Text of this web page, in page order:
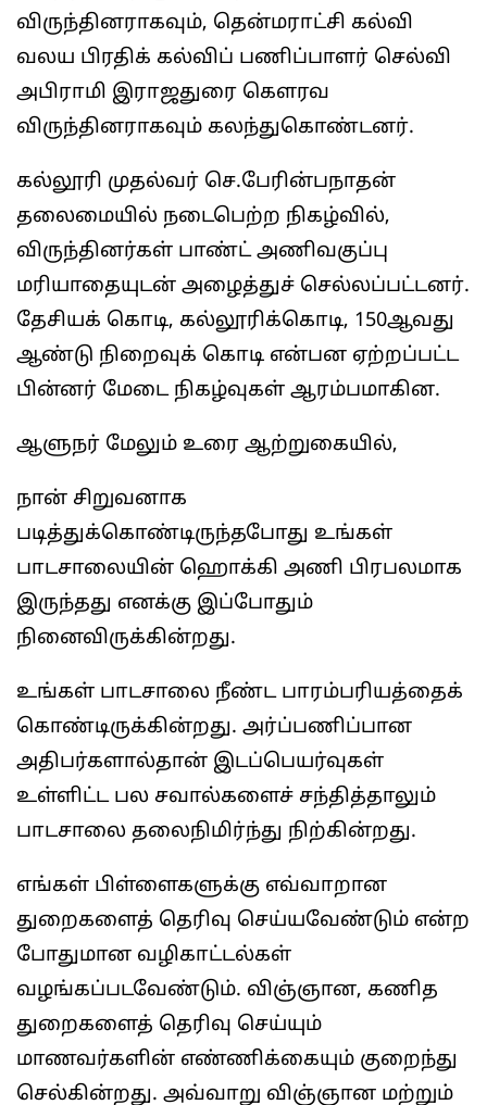
விருந்தினராகவும், தென்மராட்சி கல்வி
வலய பிரதிக் கல்விப் பணிப்பாளர் செல்வி
அபிராமி இராஜதுரை கௌரவ
விருந்தினராகவும் கலந்துகொண்டனர்.
கல்லூரி முதல்வர் செ.பேரின்பநாதன்
தலைமையில் நடைபெற்ற நிகழ்வில்,
விருந்தினர்கள் பாண்ட் அணிவகுப்பு
மரியாதையுடன் அழைத்துச் செல்லப்பட்டனர்.
தேசியக் கொடி, கல்லூரிக்கொடி, 150ஆவது
ஆண்டு நிறைவுக் கொடி என்பன ஏற்றப்பட்ட
பின்னர் மேடை நிகழ்வுகள் ஆரம்பமாகின.
ஆளுநர் மேலும் உரை ஆற்றுகையில்,
நான் சிறுவனாக
படித்துக்கொண்டிருந்தபோது உங்கள்
பாடசாலையின் ஹொக்கி அணி பிரபலமாக
இருந்தது எனக்கு இப்போதும்
நினைவிருக்கின்றது.
உங்கள் பாடசாலை நீண்ட பாரம்பரியத்தைக்
கொண்டிருக்கின்றது. அர்ப்பணிப்பான
அதிபர்களால்தான் இடப்பெயர்வுகள்
உள்ளிட்ட பல சவால்களைச் சந்தித்தாலும்
பாடசாலை தலைநிமிர்ந்து நிற்கின்றது.
எங்கள் பிள்ளைகளுக்கு எவ்வாறான
துறைகளைத் தெரிவு செய்யவேண்டும் என்ற
போதுமான வழிகாட்டல்கள்
வழங்கப்படவேண்டும். விஞ்ஞான, கணித
துறைகளைத் தெரிவு செய்யும்
மாணவர்களின் எண்ணிக்கையும் குறைந்து
செல்கின்றது. அவ்வாறு விஞ்ஞான மற்றும்